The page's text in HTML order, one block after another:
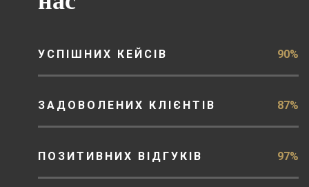
УСПІШНИХ КЕЙСІВ 90%
ЗАДОВОЛЕНИХ КЛІЄНТІВ 87%
ПОЗИТИВНИХ ВІДГУКІВ 97%